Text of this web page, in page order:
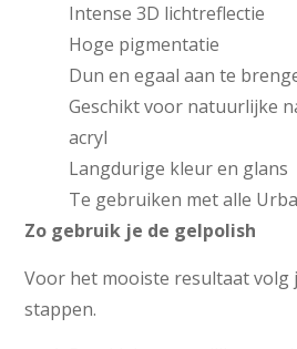
Intense 3D lichtreflectie
Hoge pigmentatie
Dun en egaal aan te
Geschikt voor natuurlijke
acryl
Langdurige kleur en glans
Te gebruiken met alle
Zo gebruik je de gelpolish
Voor het mooiste resultaat volg
stappen.